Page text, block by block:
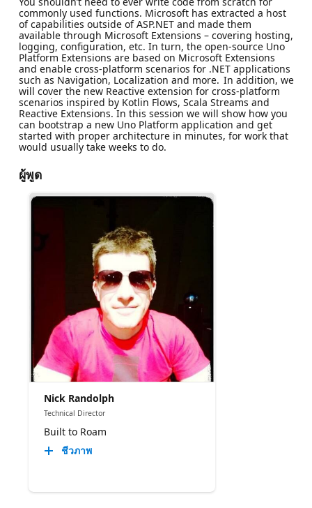
commonly used functions. Microsoft has extracted a host
of capabilities outside of ASP.NET and made them
available through Microsoft Extensions – covering hosting,
logging, configuration, etc. In turn, the open-source Uno
Platform Extensions are based on Microsoft Extensions
and enable cross-platform scenarios for .NET applications
such as Navigation, Localization and more. In addition, we
will cover the new Reactive extension for cross-platform
scenarios inspired by Kotlin Flows, Scala Streams and
Reactive Extensions. In this session we will show how you
can bootstrap a new Uno Platform application and get
started with proper architecture in minutes, for work that
would usually take weeks to do.
ผู้พูด
Nick Randolph
Technical Director
Built to Roam
ชีวภาพ